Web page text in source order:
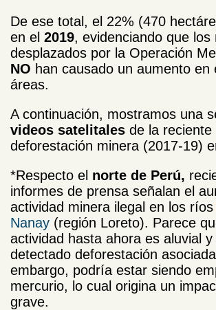
De ese total, el 22% (470
en el 2019, evidenciando que los
desplazados por la Operación
NO han causado un aumento en
áreas.
A continuación, mostramos una
videos satelitales de la reciente
deforestación minera (2017-19)
*Respecto el norte de Perú,
informes de prensa señalan el
actividad minera ilegal en los ríos
Nanay (región Loreto). Parece
actividad hasta ahora es aluvial
detectado deforestación
embargo, podría estar siendo
mercurio, lo cual origina un
grave.